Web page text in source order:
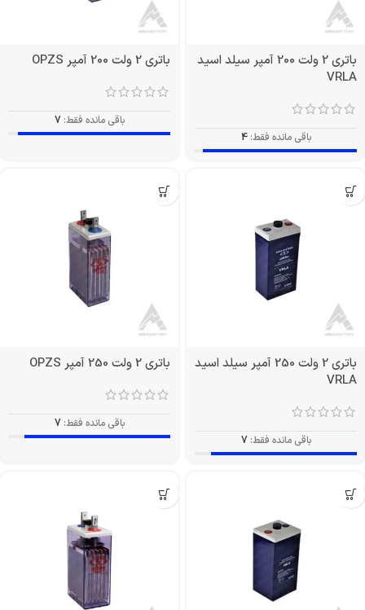
باتری 2 ولت 200 آمپر سیلد اسید
VRLA
باقی مانده فقط: 4
باتری 2 ولت 200 آمپر OPZS
باقی مانده فقط: 7
باتری 2 ولت 250 آمپر سیلد اسید
VRLA
باقی مانده فقط: 7
باتری 2 ولت 250 آمپر OPZS
باقی مانده فقط: 7